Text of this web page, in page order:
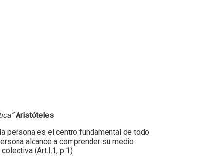
Aristóteles
persona es el centro fundamental de todo
alcance a comprender su medio
(Art.I.1, p.1).